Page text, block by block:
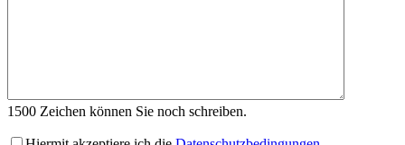
1500 Zeichen können Sie noch schreiben.